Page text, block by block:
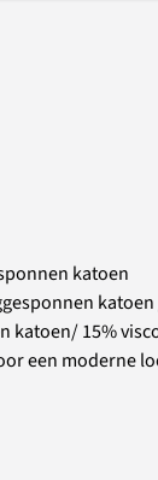
katoen
katoen
katoen/ 15%
een moderne